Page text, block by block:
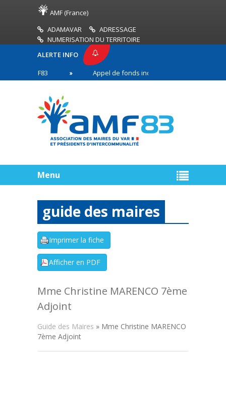
AMF (France)
ADAMAVAR
ADRESSAGE
NUMERISATION DU TERRITOIRE
ALERTE INFO
Appel de fonds incendies de forêt
première ligne
Menu
guide des maires
Mme Christine MARENCO 7ème
Adjoint
Guide des Maires » Mme Christine MARENCO
7ème Adjoint